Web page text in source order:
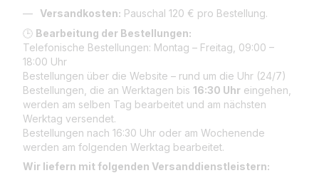
Versandkosten: Pauschal 120 € pro Bestellung.
🕒 Bearbeitung der Bestellungen:
Telefonische Bestellungen: Montag – Freitag, 09:00 –
18:00 Uhr
Bestellungen über die Website – rund um die Uhr (24/7)
Bestellungen, die an Werktagen bis 16:30 Uhr eingehen,
werden am selben Tag bearbeitet und am nächsten
Werktag versendet.
Bestellungen nach 16:30 Uhr oder am Wochenende
werden am folgenden Werktag bearbeitet.
Wir liefern mit folgenden Versanddienstleistern: